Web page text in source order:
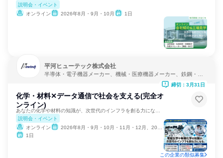
説明会・イベント
オンライン
2026年8月・9月・10月 1日
平河ヒューテック株式会社
半導体・電子機器メーカー、機械・医療機器メーカー、鉄鋼・金
化学・材料✕データ通信で社会を支える(完全オ
ンライン)
説明会・イベント
オンライン
2026年8月・9月・10月・11月・12月、2027年1月・2月
1日
締切：3月31日
この企業の類似募集